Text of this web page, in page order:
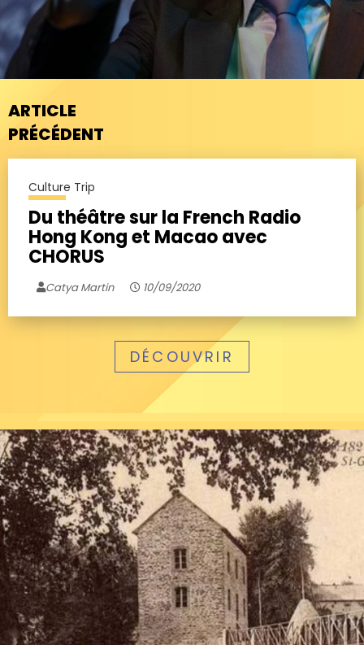
ARTICLE
PRÉCÉDENT
Culture Trip
Du théâtre sur la French Radio
Hong Kong et Macao avec
CHORUS
Catya Martin 10/09/2020
DÉCOUVRIR